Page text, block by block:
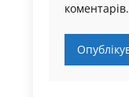
коментарів.